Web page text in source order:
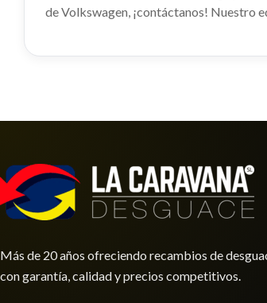
de Volkswagen, ¡contáctanos! Nuestro
Más de 20 años ofreciendo recambios de
con garantía, calidad y precios competitivos.